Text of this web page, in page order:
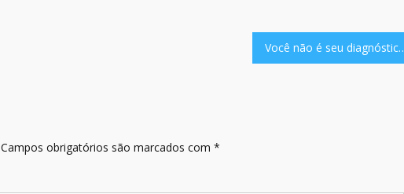
Você não é
Campos obrigatórios são marcados com *